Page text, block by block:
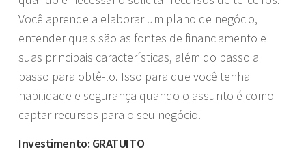
Você aprende a elaborar um plano de negócio,
entender quais são as fontes de financiamento e
suas principais características, além do passo a
passo para obtê-lo. Isso para que você tenha
habilidade e segurança quando o assunto é como
captar recursos para o seu negócio.
Investimento: GRATUITO